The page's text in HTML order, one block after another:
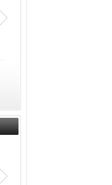
zamanda kendi yat limanı, helikopter
pisti ve seçkin villaları da içeren koca